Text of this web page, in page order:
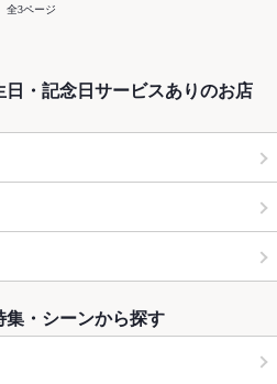
全3ページ
・記念日サービスありのお店
・シーンから探す